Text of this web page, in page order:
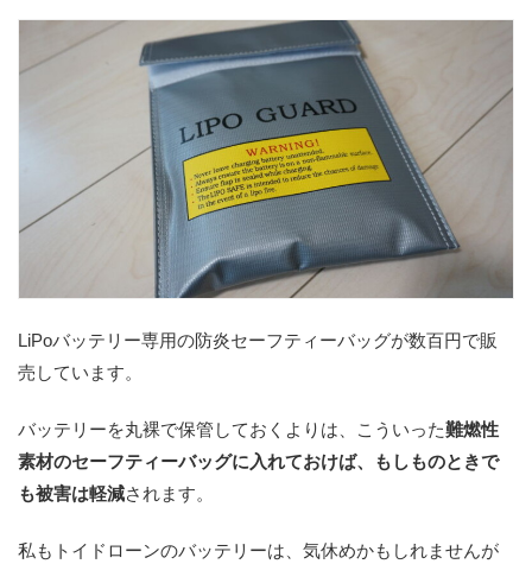
LiPoバッテリー専用の防炎セーフティーバッグが数百円で販
売しています。
バッテリーを丸裸で保管しておくよりは、こういった難燃性
素材のセーフティーバッグに入れておけば、もしものときで
も被害は軽減されます。
私もトイドローンのバッテリーは、気休めかもしれませんが